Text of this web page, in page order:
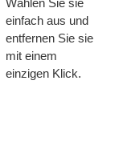
Wählen Sie sie
einfach aus und
entfernen Sie sie
mit einem
einzigen Klick.